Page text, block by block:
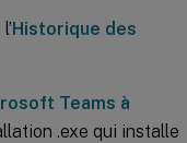
Historique des
Teams à
.exe qui installe